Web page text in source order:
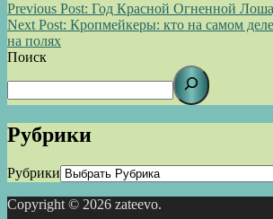
Previous Post: Год Красной Огненной
Next Post: Кропмейкеры: кто на самом деле
на полях
Поиск
Рубрики
Рубрики
Copyright © 2026 zateevo.